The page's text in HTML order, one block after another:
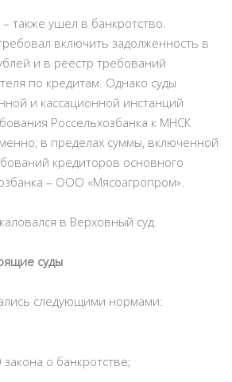
также ушел в банкротство.
включить задолженность в
и в реестр требований
по кредитам. Однако суды
и кассационной инстанций
Россельхозбанка к МНСК
в пределах суммы, включенной
кредиторов основного
– ООО «Мясоагропром».
в Верховный суд.
суды
следующими нормами:
о банкротстве;